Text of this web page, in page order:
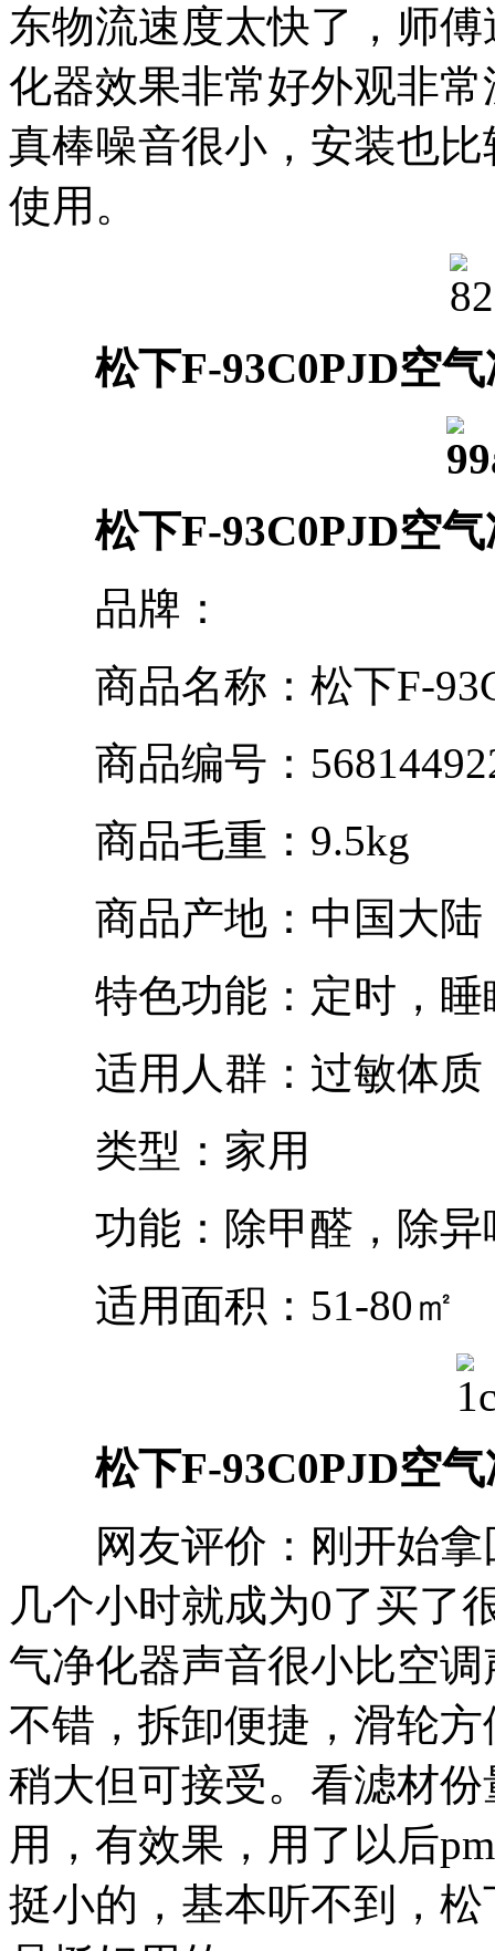
东物流速度太快了，师
化器效果非常好外观非
真棒噪音很小，安装也
使用。
松下F-93C0PJD空
松下F-93C0PJD空
品牌：
商品名称：松下F-
商品编号：
商品毛重：9.5kg
商品产地：中国大陆
特色功能：定时，睡
适用人群：过敏体质
类型：家用
功能：除甲醛，除异
适用面积：51-80㎡
松下F-93C0PJD空
网友评价：刚开始拿
几个小时就成为0了买了
气净化器声音很小比空
不错，拆卸便捷，滑轮
稍大但可接受。看滤材
用，有效果，用了以后
挺小的，基本听不到，松